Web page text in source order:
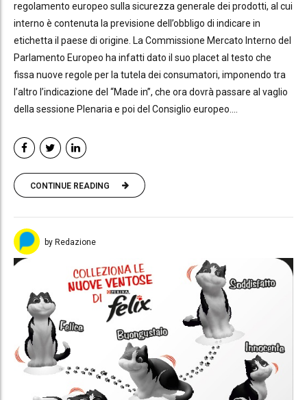
regolamento europeo sulla sicurezza generale dei prodotti, al cui
interno è contenuta la previsione dell’obbligo di indicare in
etichetta il paese di origine. La Commissione Mercato Interno del
Parlamento Europeo ha infatti dato il suo placet al testo che
fissa nuove regole per la tutela dei consumatori, imponendo tra
l’altro l’indicazione del “Made in”, che ora dovrà passare al vaglio
della sessione Plenaria e poi del Consiglio europeo....
CONTINUE READING
by Redazione